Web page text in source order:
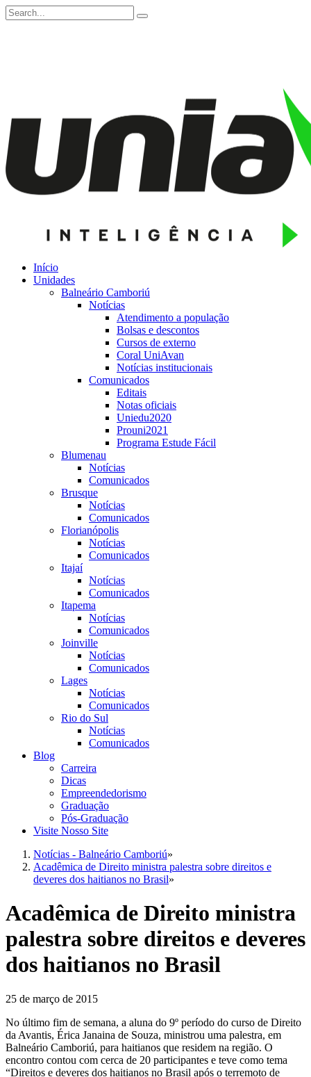
Início
Unidades
Balneário Camboriú
Notícias
Atendimento a população
Bolsas e descontos
Cursos de externo
Coral UniAvan
Notícias institucionais
Comunicados
Editais
Notas oficiais
Uniedu2020
Prouni2021
Programa Estude Fácil
Blumenau
Notícias
Comunicados
Brusque
Notícias
Comunicados
Florianópolis
Notícias
Comunicados
Itajaí
Notícias
Comunicados
Itapema
Notícias
Comunicados
Joinville
Notícias
Comunicados
Lages
Notícias
Comunicados
Rio do Sul
Notícias
Comunicados
Blog
Carreira
Dicas
Empreendedorismo
Graduação
Pós-Graduação
Visite Nosso Site
Notícias - Balneário Camboriú»
Acadêmica de Direito ministra palestra sobre direitos e
deveres dos haitianos no Brasil»
Acadêmica de Direito ministra
palestra sobre direitos e deveres
dos haitianos no Brasil
25 de março de 2015
No último fim de semana, a aluna do 9º período do curso de Direito
da Avantis, Érica Janaina de Souza, ministrou uma palestra, em
Balneário Camboriú, para haitianos que residem na região. O
encontro contou com cerca de 20 participantes e teve como tema
“Direitos e deveres dos haitianos no Brasil após o terremoto de